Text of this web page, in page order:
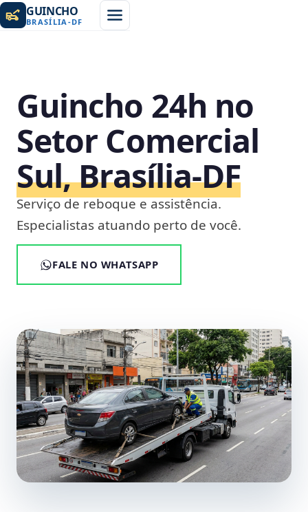
GUINCHO
BRASÍLIA -DF
Guincho 24h no
Setor Comercial
Sul, Brasília‑DF
Serviço de reboque e assistência.
Especialistas atuando perto de você.
FALE NO WHATSAPP